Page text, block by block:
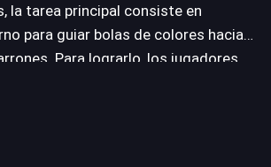
la tarea principal consiste en
para guiar bolas de colores hacia
Para lograrlo, los jugadores
combinación de lógica y
variado arsenal de herramientas y